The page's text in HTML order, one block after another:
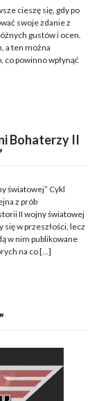
cieszę się, gdy po
swoje zdanie z
gustów i ocen.
a ten można
co powinno wpłynąć
Bohaterzy II
światowej” Cykl
z prób
II wojny światowej
się w przeszłości, lecz
w nim publikowane
na co […]